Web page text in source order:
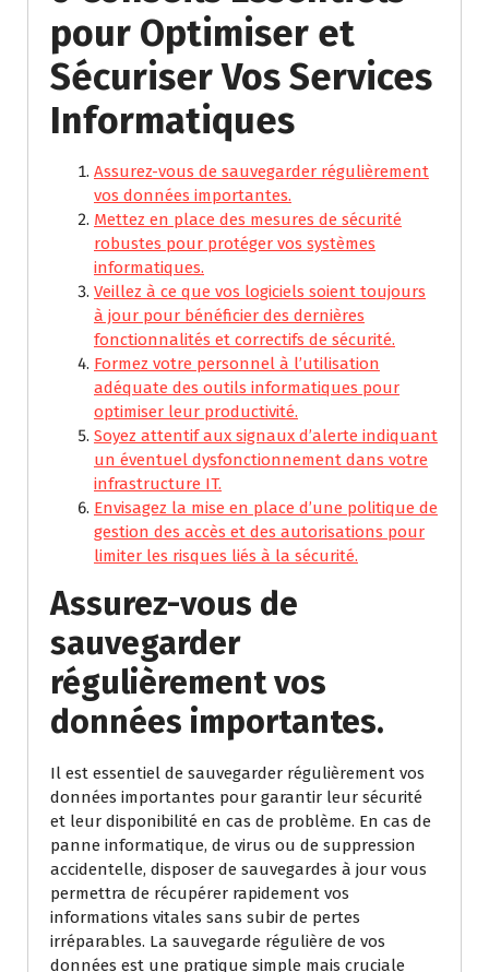
pour Optimiser et
Sécuriser Vos Services
Informatiques
Assurez-vous de sauvegarder régulièrement
vos données importantes.
Mettez en place des mesures de sécurité
robustes pour protéger vos systèmes
informatiques.
Veillez à ce que vos logiciels soient toujours
à jour pour bénéficier des dernières
fonctionnalités et correctifs de sécurité.
Formez votre personnel à l’utilisation
adéquate des outils informatiques pour
optimiser leur productivité.
Soyez attentif aux signaux d’alerte indiquant
un éventuel dysfonctionnement dans votre
infrastructure IT.
Envisagez la mise en place d’une politique de
gestion des accès et des autorisations pour
limiter les risques liés à la sécurité.
Assurez-vous de
sauvegarder
régulièrement vos
données importantes.
Il est essentiel de sauvegarder régulièrement vos
données importantes pour garantir leur sécurité
et leur disponibilité en cas de problème. En cas de
panne informatique, de virus ou de suppression
accidentelle, disposer de sauvegardes à jour vous
permettra de récupérer rapidement vos
informations vitales sans subir de pertes
irréparables. La sauvegarde régulière de vos
données est une pratique simple mais cruciale